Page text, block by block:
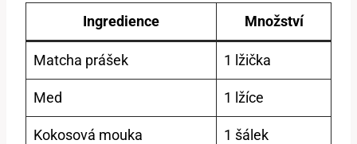
Ingredience Množství
Matcha prášek 1 lžička
Med 1 lžíce
Kokosová mouka 1 šálek